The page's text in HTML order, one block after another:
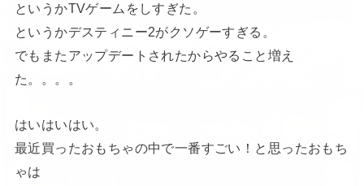
というかTVゲームをしすぎた。
というかデスティニー2がクソゲーすぎる。
でもまたアップデートされたからやること増え
た。。。。
はいはいはい。
最近買ったおもちゃの中で一番すごい！と思ったおもち
ゃは